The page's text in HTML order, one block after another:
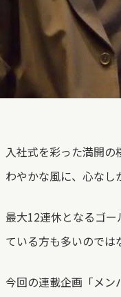
入社式を彩った満開の
わやかな風に、心なし
最大12連休となるゴ
ている方も多いのでは
今回の連載企画「メン